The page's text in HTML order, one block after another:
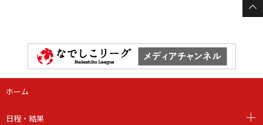
ホーム
日程・結果